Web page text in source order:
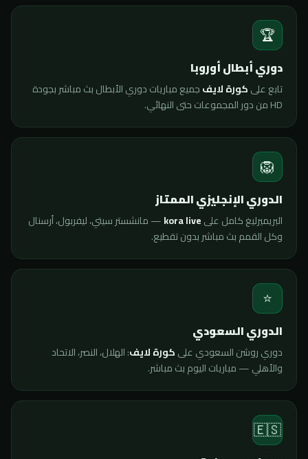
🏆
دوري أبطال أوروبا
تابع علىكورة لايفجميع مباريات دوري الأبطال بث مباشر بجودة
HD من دور المجموعات حتى النهائي.
🦁
الدوري الإنجليزي الممتاز
البريميرليغ كامل علىkora live— مانشستر سيتي، ليفربول، أرسنال
وكل القمم بث مباشر بدون تقطيع.
⭐
الدوري السعودي
دوري روشن السعودي علىكورة لايف: الهلال، النصر، الاتحاد
والأهلي — مباريات اليوم بث مباشر.
🇪🇸